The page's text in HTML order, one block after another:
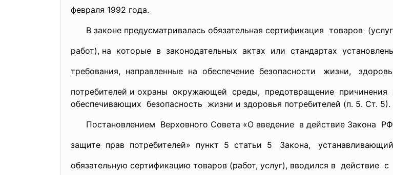
февраля 1992 года.
В законе предусматривалась обязательная сертификация товаров
работ), на которые в законодательных актах или стандартах
требования, направленные на обеспечение безопасности жизни,
потребителей и охраны окружающей среды, предотвращение причинения
обеспечивающих безопасность жизни и здоровья потребителей (п. 5. Ст. 5).
Постановлением Верховного Совета «О введение в действие Закона
защите прав потребителей» пункт 5 статьи 5 Закона, устанавливающий
обязательную сертификацию товаров (работ, услуг), вводился в действие с